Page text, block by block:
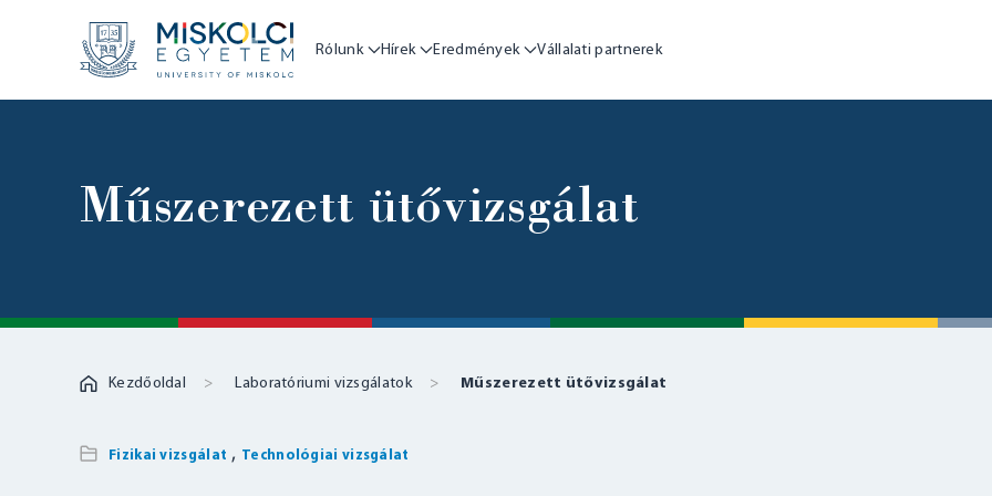
Rólunk Hírek Eredmények Vállalati partnerek
Műszerezett ütővizsgálat
Kezdőoldal Laboratóriumi vizsgálatok Műszerezett ütővizsgálat
Fizikai vizsgálat , Technológiai vizsgálat